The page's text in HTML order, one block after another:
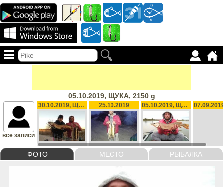
05.10.2019, ЩУКА, 2150 g
ФОТО МЕСТО РЫБАЛКА
все записи
30.10.2019, ЩУКА, 3200 g 25.10.2019 05.10.2019, ЩУКА, 2150 g